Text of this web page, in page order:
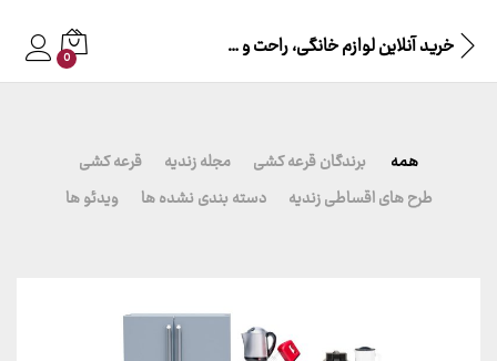
خرید آنلاین لوازم خانگی، راحت و به صرفه! 0
همه برندگان قرعه کشی مجله زندیه
قرعه کشی
طرح های اقساطی زندیه
دسته بندی نشده ها ویدئو ها